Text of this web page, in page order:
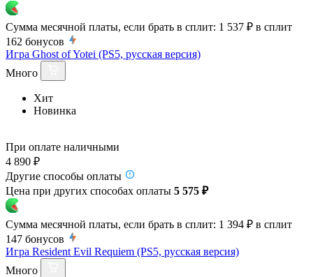
Сумма месячной платы, если брать в сплит: 1 537 ₽ в сплит
162 бонусов
Игра Ghost of Yotei (PS5, русская версия)
Много
Хит
Новинка
При оплате наличными
4 890 ₽
Другие способы оплаты
Цена при других способах оплаты 5 575 ₽
Сумма месячной платы, если брать в сплит: 1 394 ₽ в сплит
147 бонусов
Игра Resident Evil Requiem (PS5, русская версия)
Много